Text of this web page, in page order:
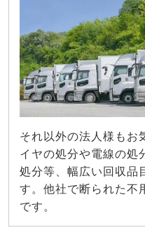
それ以外の法人様もお
イヤの処分や電線の処
処分等、幅広い回収品
す。他社で断られた不
です。